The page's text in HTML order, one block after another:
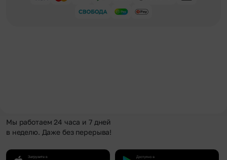
Мы работаем 24 часа и 7 дней
в неделю. Даже без перерыва!